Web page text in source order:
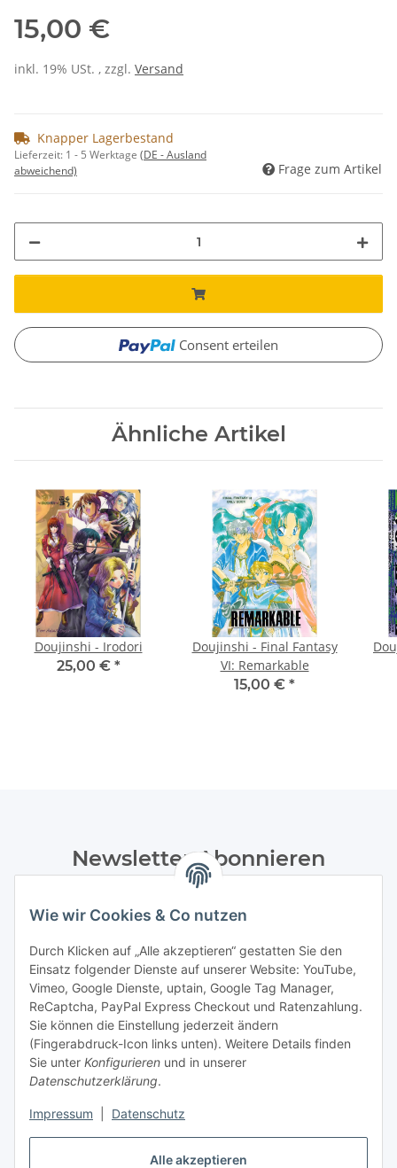
Alle akzeptieren
Wie wir Cookies & Co nutzen
Durch Klicken auf „Alle akzeptieren“ gestatten Sie den
Einsatz folgender Dienste auf unserer Website: YouTube,
Vimeo, Google Dienste, uptain, Google Tag Manager,
ReCaptcha, PayPal Express Checkout und Ratenzahlung.
Sie können die Einstellung jederzeit ändern
(Fingerabdruck-Icon links unten). Weitere Details finden
Sie unter Konfigurieren und in unserer
Datenschutzerklärung.
Impressum Datenschutz
15,00 €
inkl. 19% USt. , zzgl. Versand
Knapper Lagerbestand
Lieferzeit: 1 - 5 Werktage (DE - Ausland
abweichend)
Frage zum Artikel
Consent erteilen
Ähnliche Artikel
Doujinshi - Irodori
25,00 € *
Doujinshi - Final Fantasy
VI: Remarkable
15,00 € *
Newsletter Abonnieren
Bitte senden Sie mir entsprechend Ihrer
Datenschutzerklärungregelmäßig und jederzeit widerruflich
Abonnieren
Newsletter Abonnieren
Informationen
Gesetzliche Informationen
Bestellung widerrufen